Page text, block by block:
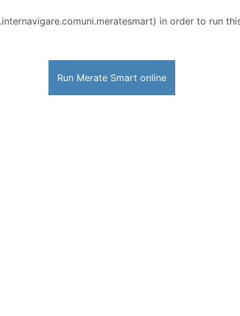
in order to run
Run Merate Smart online